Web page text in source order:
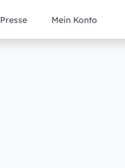
Presse Mein Konto